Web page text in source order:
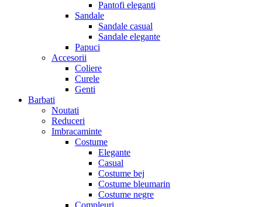
Pantofi eleganti
Sandale
Sandale casual
Sandale elegante
Papuci
Accesorii
Coliere
Curele
Genti
Barbati
Noutati
Reduceri
Imbracaminte
Costume
Elegante
Casual
Costume bej
Costume bleumarin
Costume negre
Compleuri